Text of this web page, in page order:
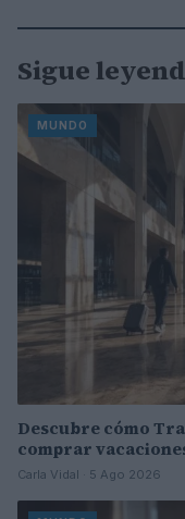
Sigue
MUNDO
Descubre cómo
comprar
Carla Vidal · 5 Ago 2026